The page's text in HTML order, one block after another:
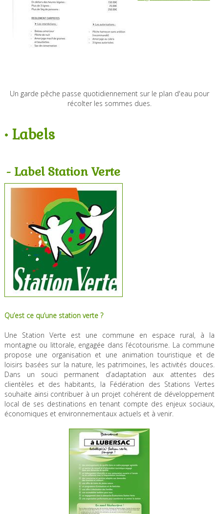
Un garde pêche passe quotidiennement sur le plan d'eau pour
récolter les sommes dues.
• Labels
- Label Station Verte
Qu’est ce qu’une station verte ?
Une Station Verte est une commune en espace rural, à la
montagne ou littorale, engagée dans l’écotourisme. La commune
propose une organisation et une animation touristique et de
loisirs basées sur la nature, les patrimoines, les activités douces.
Dans un souci permanent d’adaptation aux attentes des
clientèles et des habitants, la Fédération des Stations Vertes
souhaite ainsi contribuer à un projet cohérent de développement
local de ses destinations en tenant compte des enjeux sociaux,
économiques et environnementaux actuels et à venir.